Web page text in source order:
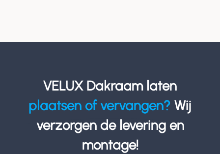
VELUX Dakraam laten
plaatsen of vervangen? Wij
verzorgen de levering en
montage!